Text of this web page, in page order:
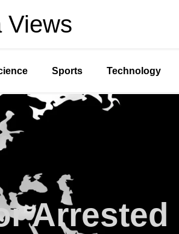
Views
Sports Technology
Arrested